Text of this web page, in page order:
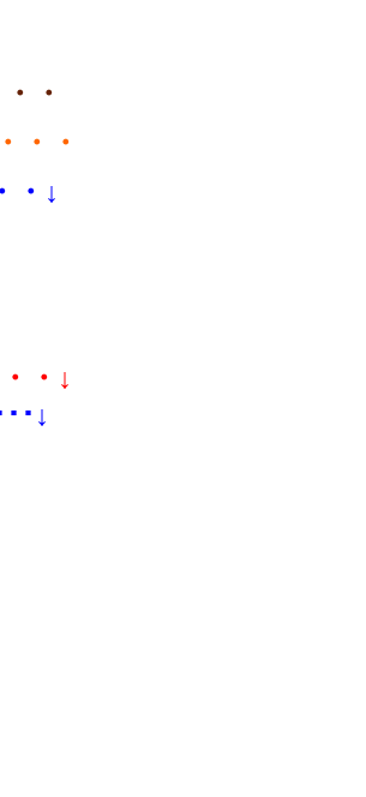
・・
・・
・↓
・↓
･↓